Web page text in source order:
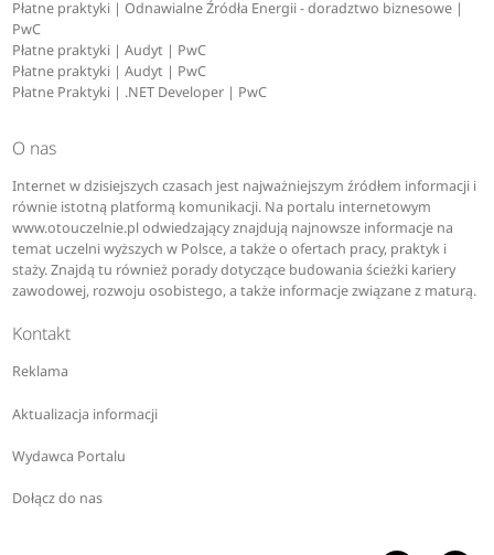
Płatne praktyki | Odnawialne Źródła Energii - doradztwo biznesowe |
PwC
Płatne praktyki | Audyt | PwC
Płatne praktyki | Audyt | PwC
Płatne Praktyki | .NET Developer | PwC
O nas
Internet w dzisiejszych czasach jest najważniejszym źródłem informacji i
równie istotną platformą komunikacji. Na portalu internetowym
www.otouczelnie.pl odwiedzający znajdują najnowsze informacje na
temat uczelni wyższych w Polsce, a także o ofertach pracy, praktyk i
staży. Znajdą tu również porady dotyczące budowania ścieżki kariery
zawodowej, rozwoju osobistego, a także informacje związane z maturą.
Kontakt
Reklama
Aktualizacja informacji
Wydawca Portalu
Dołącz do nas